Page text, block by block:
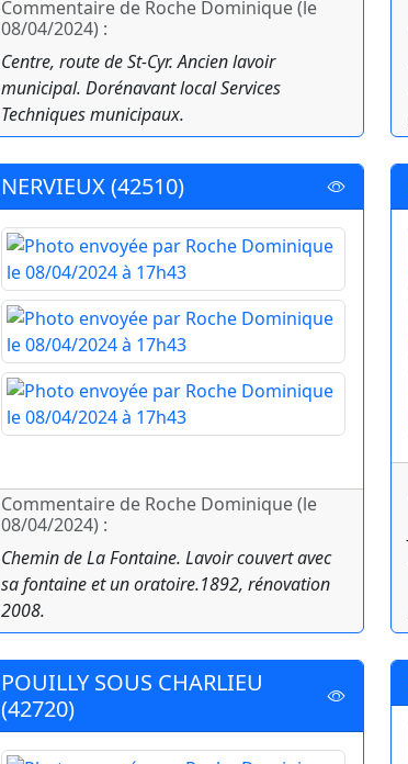
Commentaire de Roche Dominique (le
08/04/2024) :
Centre, route de St-Cyr. Ancien lavoir
municipal. Dorénavant local Services
Techniques municipaux.
NERVIEUX (42510)
Commentaire de Roche Dominique (le
08/04/2024) :
Chemin de La Fontaine. Lavoir couvert avec
sa fontaine et un oratoire.1892, rénovation
2008.
POUILLY SOUS CHARLIEU
(42720)